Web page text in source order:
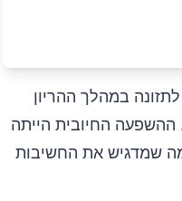
במהלך ההריון
החיובית הייתה
שמדגיש את החשיבות